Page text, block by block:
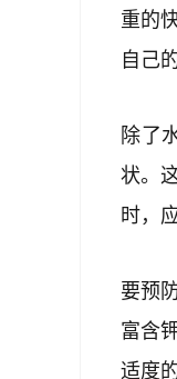
重的
自己
除了
状。
时，
要预
富含
适度